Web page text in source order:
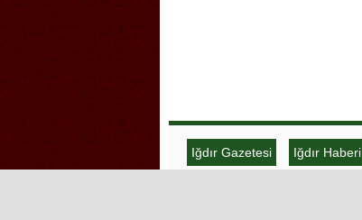
Iğdır Gazetesi Iğdır Haberi